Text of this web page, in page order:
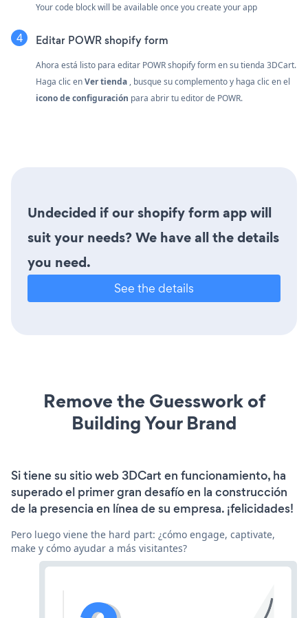
Your code block will be available once you create your app
Editar POWR shopify form
Ahora está listo para editar POWR shopify form en su tienda 3DCart.
Haga clic enVer tienda , busque su complemento y haga clic en el
icono de configuración para abrir tu editor de POWR.
Undecided if our shopify form app will
suit your needs? We have all the details
you need.
See the details
Remove the Guesswork of
Building Your Brand
Si tiene su sitio web 3DCart en funcionamiento, ha
superado el primer gran desafío en la construcción
de la presencia en línea de su empresa. ¡felicidades!
Pero luego viene the hard part: ¿cómo engage, captivate,
make y cómo ayudar a más visitantes?